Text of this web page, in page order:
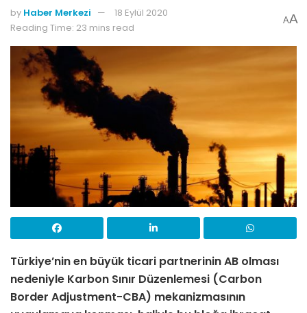
by Haber Merkezi
18 Eylül 2020
Reading Time: 23 mins read
AA
Türkiye’nin en büyük ticari partnerinin AB olması
nedeniyle Karbon Sınır Düzenlemesi (Carbon
Border Adjustment-CBA) mekanizmasının